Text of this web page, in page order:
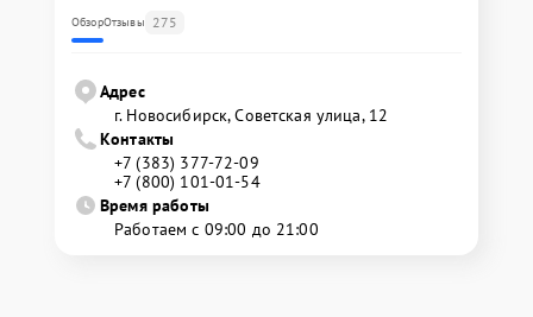
ОбзорОтзывы 275
Адрес
г. Новосибирск, Советская улица, 12
Контакты
+7 (383) 377-72-09
+7 (800) 101-01-54
Время работы
Работаем с 09:00 до 21:00